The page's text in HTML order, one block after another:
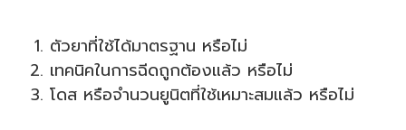
ตัวยาที่ใช้ได้มาตรฐาน หรือไม่
เทคนิคในการฉีดถูกต้องแล้ว หรือไม่
โดส หรือจำนวนยูนิตที่ใช้เหมาะสมแล้ว หรือไม่